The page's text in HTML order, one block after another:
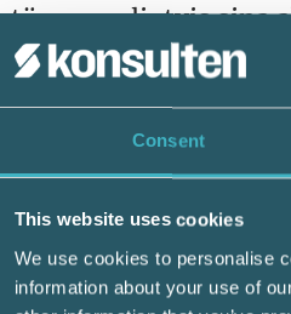
Consent
This website uses cookies
We use cookies to personalise
information about your use of
vanligtvis sina
i regel ett
inte fick
Bedömningen
blir
Det är
inte
också att